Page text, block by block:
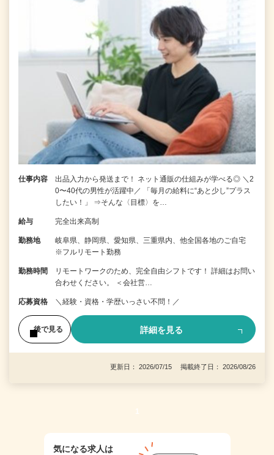
仕事内容
出品入力から発送まで！ ネット通販の仕組みが学べる◎ ＼2
0〜40代の男性が活躍中／ 「毎月の給料に“あと少し”プラス
したい！」 ⇒そんな〈目標〉を…
給与 完全出来高制
勤務地
岐阜県、静岡県、愛知県、三重県内、他全国各地のご自宅
※フルリモート勤務
勤務時間
リモートワークのため、完全自由シフトです！ 詳細はお問い
合わせください。 ＜会社営…
応募資格 ＼経験・資格・学歴いっさい不問！／
後で見る 詳細を見る
更新日： 2026/07/15 掲載終了日： 2026/08/26
1
気になる求人は